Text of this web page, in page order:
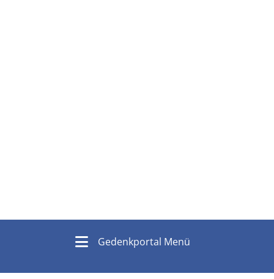
Gedenkportal Menü